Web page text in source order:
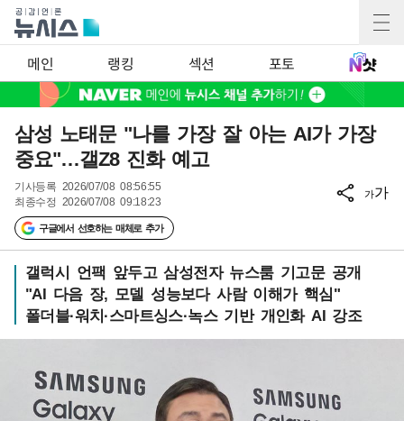
메인 랭킹 섹션 포토
삼성 노태문 "나를 가장 잘 아는 AI가 가장
중요"…갤Z8 진화 예고
기사등록 2026/07/08 08:56:55
최종수정 2026/07/08 09:18:23
구글에서 선호하는 매체로 추가
가가
갤럭시 언팩 앞두고 삼성전자 뉴스룸 기고문 공개
"AI 다음 장, 모델 성능보다 사람 이해가 핵심"
폴더블·워치·스마트싱스·녹스 기반 개인화 AI 강조